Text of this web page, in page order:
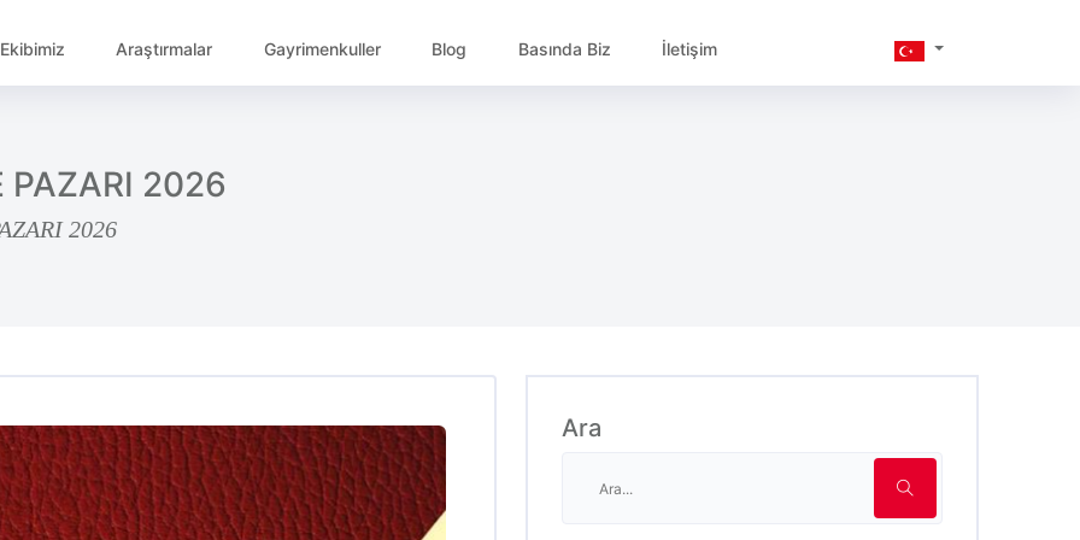
Ekibimiz Araştırmalar Gayrimenkuller Blog Basında Biz İletişim
PAZARI 2026
2026
Ara